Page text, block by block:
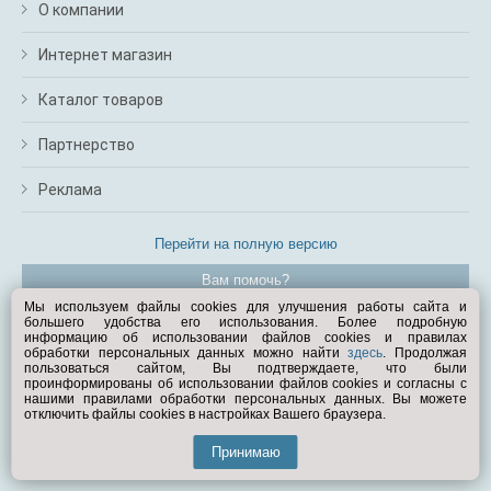
О компании
Интернет магазин
Каталог товаров
Партнерство
Реклама
Перейти на полную версию
Вам помочь?
© Exist.ru 1998—2026
Мы используем файлы cookies для улучшения работы сайта и
большего удобства его использования. Более подробную
информацию об использовании файлов cookies и правилах
обработки персональных данных можно найтиздесь. Продолжая
пользоваться сайтом, Вы подтверждаете, что были
проинформированы об использовании файлов cookies и согласны с
нашими правилами обработки персональных данных. Вы можете
отключить файлы cookies в настройках Вашего браузера.
Принимаю